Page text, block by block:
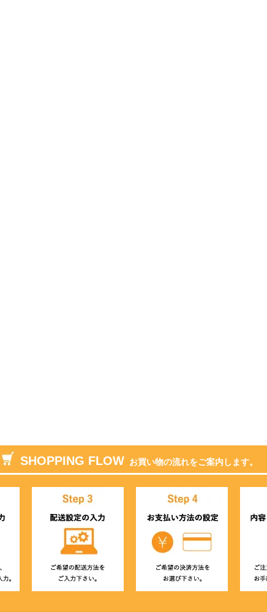
SHOPPING FLOW お買い物の流れをご案内します。